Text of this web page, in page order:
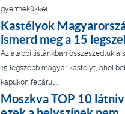
gyermekükkel...
Kastélyok
ismerd meg a 15
Az alábbi listánkban összeszedtük a
15 legszebb magyar kastélyt, ahol
kapukon feltárul...
Moszkva TOP 10